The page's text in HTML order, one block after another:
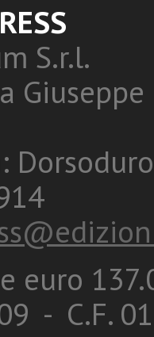
S.r.l.
euro
- C.F.